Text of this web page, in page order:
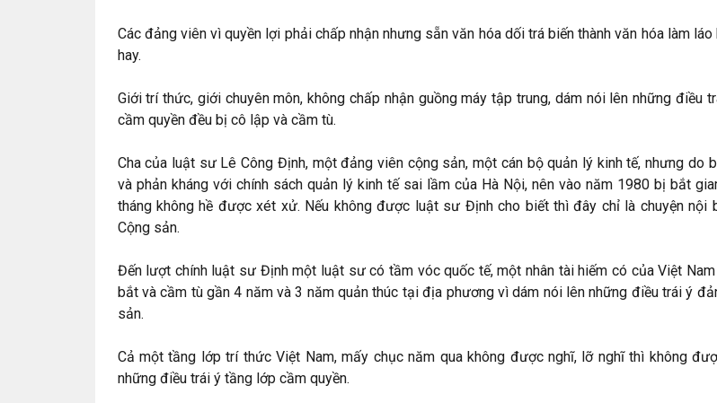
Các đảng viên vì quyền lợi phải chấp nhận nhưng sẵn văn hóa dối trá biến thành văn hóa làm láo
hay.
Giới trí thức, giới chuyên môn, không chấp nhận guồng máy tập trung, dám nói lên những điều
cầm quyền đều bị cô lập và cầm tù.
Cha của luật sư Lê Công Định, một đảng viên cộng sản, một cán bộ quản lý kinh tế, nhưng do
và phản kháng với chính sách quản lý kinh tế sai lầm của Hà Nội, nên vào năm 1980 bị bắt
tháng không hề được xét xử. Nếu không được luật sư Định cho biết thì đây chỉ là chuyện nội
Cộng sản.
Đến lượt chính luật sư Định một luật sư có tầm vóc quốc tế, một nhân tài hiếm có của Việt
bắt và cầm tù gần 4 năm và 3 năm quản thúc tại địa phương vì dám nói lên những điều trái ý
sản.
Cả một tầng lớp trí thức Việt Nam, mấy chục năm qua không được nghĩ, lỡ nghĩ thì không
những điều trái ý tầng lớp cầm quyền.